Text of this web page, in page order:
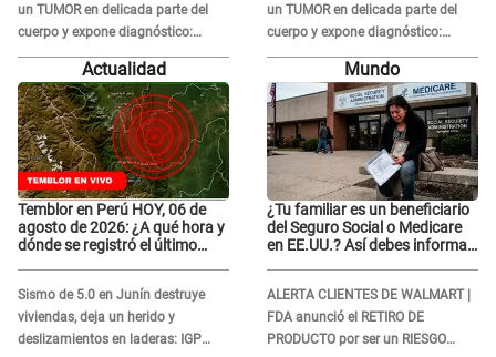
un TUMOR en delicada parte del
cuerpo y expone diagnóstico:
"Dolores muy fuertes..."
un TUMOR en delicada parte del
cuerpo y expone diagnóstico:
"Dolores muy fuertes..."
Actualidad
Temblor en Perú HOY, 06 de
agosto de 2026: ¿A qué hora y
dónde se registró el último
Sismo de 5.0 en Junín destruye
viviendas, deja un herido y
deslizamientos en laderas: IGP
Mundo
¿Tu familiar es un beneficiario
del Seguro Social o Medicare
en EE.UU.? Así debes informar
ALERTA CLIENTES DE WALMART |
FDA anunció el RETIRO DE
PRODUCTO por ser un RIESGO